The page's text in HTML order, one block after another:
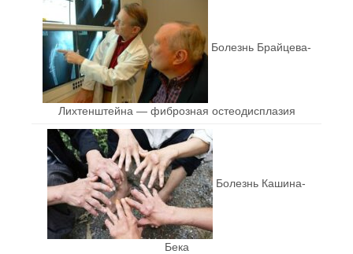
Болезнь Брайцева-
Лихтенштейна — фиброзная остеодисплазия
Болезнь Кашина-
Бека